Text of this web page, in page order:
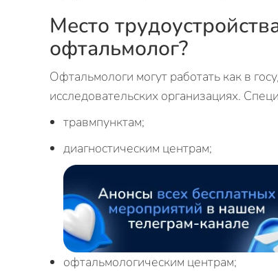
Место
офтальмолог?
Офтальмологи могут работать как в
исследовательских организациях.
травмпунктам;
диагностическим центрам;
офтальмологическим центрам;